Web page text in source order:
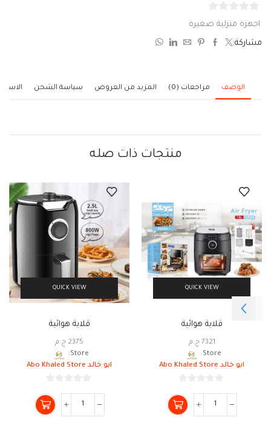
اجهزة منزلية صغيرة
مشاركة:
الوصف مراجعات (0) المزيد من العروض سياسة الشحن
منتجات ذات صله
QUICK VIEW
قلاية هوائية
7321 ج.م
Store:
ابو خالد Abo Khaled Store
من
5
QUICK VIEW
قلاية هوائية
2375 ج.م
Store:
ابو خالد Abo Khaled Store
من
5